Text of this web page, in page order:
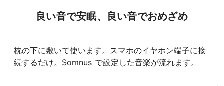
良い音で安眠、良い音でおめざめ
枕の下に敷いて使います。スマホのイヤホン端子に接
続するだけ。Somnus で設定した音楽が流れます。